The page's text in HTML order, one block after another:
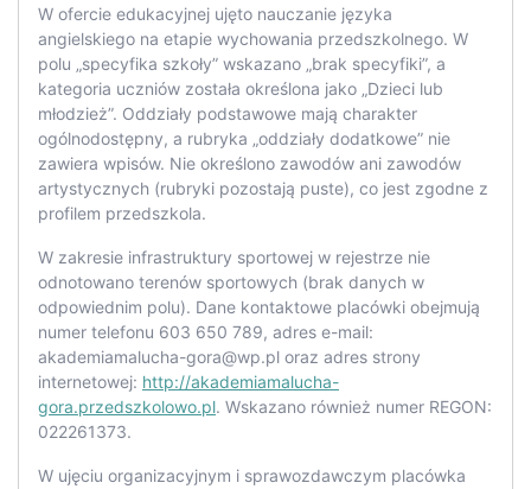
W ofercie edukacyjnej ujęto nauczanie języka
angielskiego na etapie wychowania przedszkolnego. W
polu „specyfika szkoły” wskazano „brak specyfiki”, a
kategoria uczniów została określona jako „Dzieci lub
młodzież”. Oddziały podstawowe mają charakter
ogólnodostępny, a rubryka „oddziały dodatkowe” nie
zawiera wpisów. Nie określono zawodów ani zawodów
artystycznych (rubryki pozostają puste), co jest zgodne z
profilem przedszkola.
W zakresie infrastruktury sportowej w rejestrze nie
odnotowano terenów sportowych (brak danych w
odpowiednim polu). Dane kontaktowe placówki obejmują
numer telefonu 603 650 789, adres e-mail:
akademiamalucha-gora@wp.pl oraz adres strony
internetowej: http://akademiamalucha-
gora.przedszkolowo.pl. Wskazano również numer REGON:
022261373.
W ujęciu organizacyjnym i sprawozdawczym placówka